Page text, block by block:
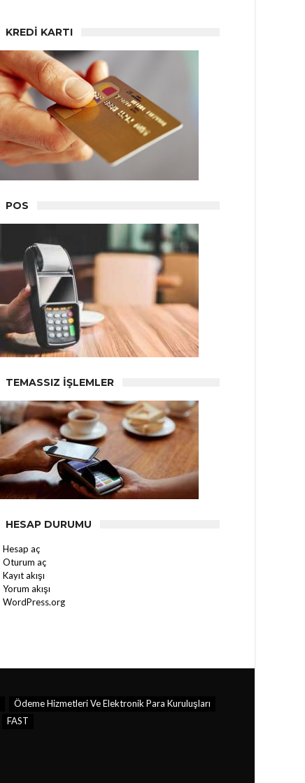
KREDI KARTI
POS
TEMASSIZ İŞLEMLER
HESAP DURUMU
Hesap aç
Oturum aç
Kayıt akışı
Yorum akışı
WordPress.org
Ödeme Hizmetleri Ve Elektronik Para Kuruluşları
FAST